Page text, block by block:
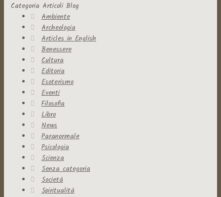
Categoria Articoli Blog
Ambiente
Archeologia
Articles in English
Benessere
Cultura
Editoria
Esoterismo
Eventi
Filosofia
Libro
News
Paranormale
Psicologia
Scienza
Senza categoria
Società
Spiritualità